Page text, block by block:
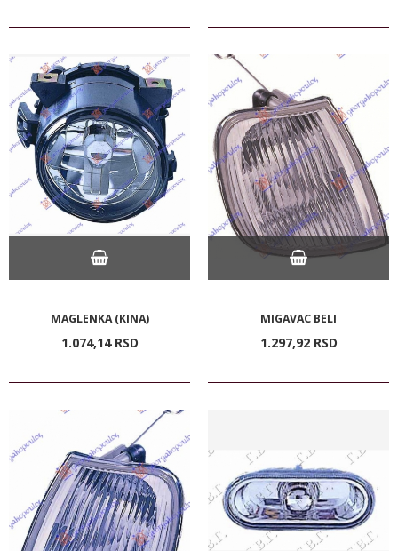
MAGLENKA (KINA)
1.074,14 RSD
MIGAVAC BELI
1.297,92 RSD